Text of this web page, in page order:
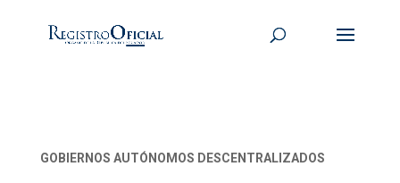
GOBIERNOS AUTÓNOMOS DESCENTRALIZADOS